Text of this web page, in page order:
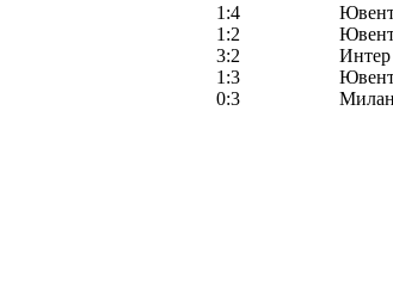
1:4
1:2
3:2
1:3
0:3
Милан